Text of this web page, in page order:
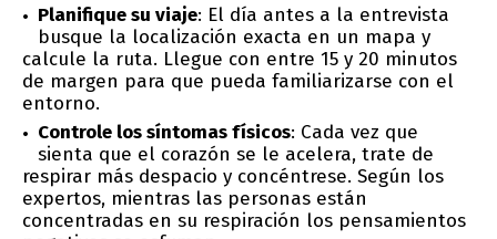
Planifique su viaje: El día antes a la entrevista
busque la localización exacta en un mapa y
calcule la ruta. Llegue con entre 15 y 20 minutos
de margen para que pueda familiarizarse con el
entorno.
Controle los síntomas físicos: Cada vez que
sienta que el corazón se le acelera, trate de
respirar más despacio y concéntrese. Según los
expertos, mientras las personas están
concentradas en su respiración los pensamientos